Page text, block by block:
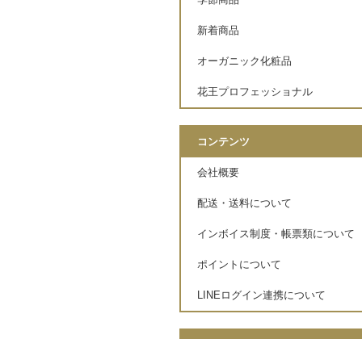
新着商品
オーガニック化粧品
花王プロフェッショナル
コンテンツ
会社概要
配送・送料について
インボイス制度・帳票類について
ポイントについて
LINEログイン連携について